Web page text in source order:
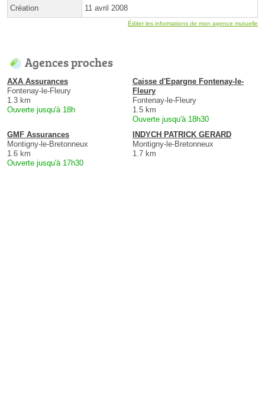
Création 11 avril 2008
Éditer les informations de mon agence mutuelle
Agences proches
AXA Assurances
Fontenay-le-Fleury
1.3 km
Ouverte jusqu'à 18h
Caisse d'Epargne Fontenay-le-
Fleury
Fontenay-le-Fleury
1.5 km
Ouverte jusqu'à 18h30
GMF Assurances
Montigny-le-Bretonneux
1.6 km
Ouverte jusqu'à 17h30
INDYCH PATRICK GERARD
Montigny-le-Bretonneux
1.7 km